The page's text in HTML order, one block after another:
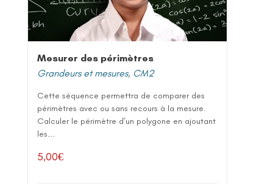
Mesurer des périmètres
Grandeurs et mesures, CM2
Cette séquence permettra de comparer des
périmètres avec ou sans recours à la mesure.
Calculer le périmètre d’un polygone en ajoutant
les...
5,00€